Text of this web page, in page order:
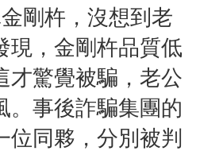
剛杵，沒想到老
現，金剛杵品質低
才驚覺被騙，老公
。事後詐騙集團的
位同夥，分別被判